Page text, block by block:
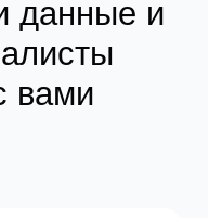
данные и
вами